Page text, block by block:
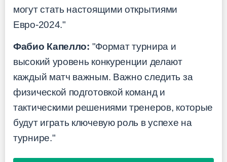
могут стать настоящими открытиями
Евро-2024."
Фабио Капелло: "Формат турнира и
высокий уровень конкуренции делают
каждый матч важным. Важно следить за
физической подготовкой команд и
тактическими решениями тренеров, которые
будут играть ключевую роль в успехе на
турнире."